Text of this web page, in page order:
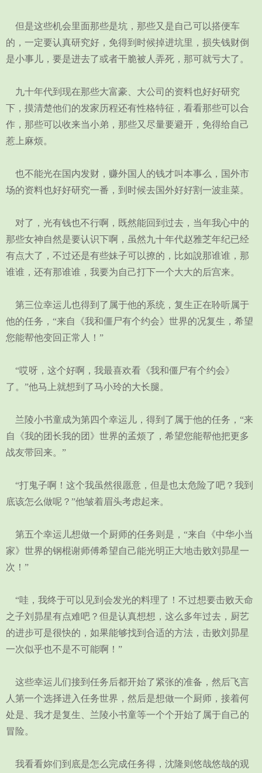
但是这些机会里面那些是坑，那些又是自己可以搭便车
的，一定要认真研究好，免得到时候掉进坑里，损失钱财倒
是小事儿，要是进去了或者干脆被人弄死，那可就亏大了。
九十年代到现在那些大富豪、大公司的资料也好好研究
下，摸清楚他们的发家历程还有性格特征，看看那些可以合
作，那些可以收来当小弟，那些又尽量要避开，免得给自己
惹上麻烦。
也不能光在国内发财，赚外国人的钱才叫本事么，国外市
场的资料也好好研究一番，到时候去国外好好割一波韭菜。
对了，光有钱也不行啊，既然能回到过去，当年我心中的
那些女神自然是要认识下啊，虽然九十年代赵雅芝年纪已经
有点大了，不过还是有些妹子可以撩的，比如說那谁谁，那
谁谁，还有那谁谁，我要为自己打下一个大大的后宫来。
第三位幸运儿也得到了属于他的系统，复生正在聆听属于
他的任务，“来自《我和僵尸有个约会》世界的况复生，希望
您能帮他变回正常人！”
“哎呀，这个好啊，我最喜欢看《我和僵尸有个约会》
了。”他马上就想到了马小玲的大长腿。
兰陵小书童成为第四个幸运儿，得到了属于他的任务，“来
自《我的团长我的团》世界的孟烦了，希望您能帮他把更多
战友带回来。”
“打鬼子啊！这个我虽然很愿意，但是也太危险了吧？我到
底该怎么做呢？”他皱着眉头考虑起来。
第五个幸运儿想做一个厨师的任务则是，“来自《中华小当
家》世界的钢棍谢师傅希望自己能光明正大地击败刘昴星一
次！”
“哇，我终于可以见到会发光的料理了！不过想要击败天命
之子刘昴星有点难吧？但是认真想想，这么多年过去，厨艺
的进步可是很快的，如果能够找到合适的方法，击败刘昴星
一次似乎也不是不可能啊！”
这些幸运儿们接到任务后都开始了紧张的准备，然后飞言
人第一个选择进入任务世界，然后是想做一个厨师，接着何
处是、我才是复生、兰陵小书童等一个个开始了属于自己的
冒险。
我看看妳们到底是怎么完成任务得，沈隆则悠哉悠哉的观